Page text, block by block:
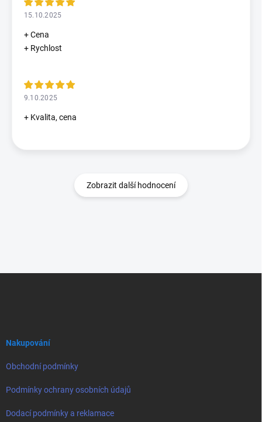
15.10.2025
+ Cena
+ Rychlost
9.10.2025
+ Kvalita, cena
Zobrazit další hodnocení
Nakupování
Obchodní podmínky
Podmínky ochrany osobních údajů
Dodací podmínky a reklamace